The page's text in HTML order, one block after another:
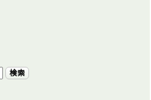
検索